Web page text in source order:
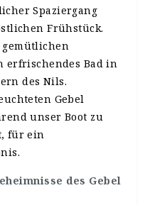
Spaziergang
Frühstück.
gemütlichen
erfrischendes Bad in
des Nils.
Gebel
unser Boot zu
für ein
des Gebel